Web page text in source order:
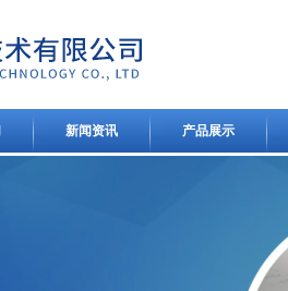
新闻资讯 产品展示